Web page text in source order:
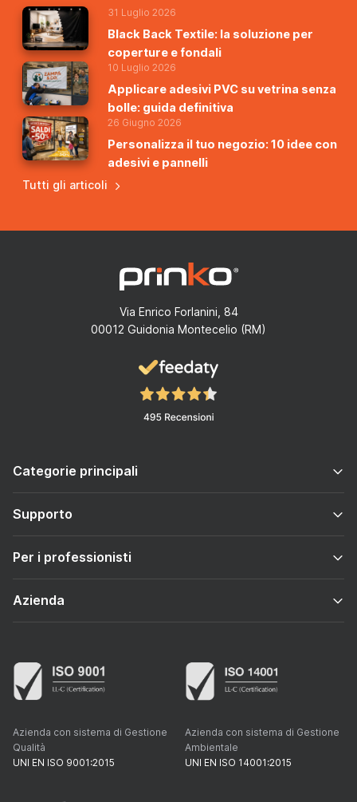
31 Luglio 2026
Black Back Textile: la soluzione per
coperture e fondali
10 Luglio 2026
Applicare adesivi PVC su vetrina senza
bolle: guida definitiva
26 Giugno 2026
Personalizza il tuo negozio: 10 idee con
adesivi e pannelli
Tutti gli articoli
Via Enrico Forlanini, 84
00012 Guidonia Montecelio (RM)
Categorie principali
Supporto
Per i professionisti
Azienda
Azienda con sistema di Gestione
Qualità
UNI EN ISO 9001:2015
Azienda con sistema di Gestione
Ambientale
UNI EN ISO 14001:2015